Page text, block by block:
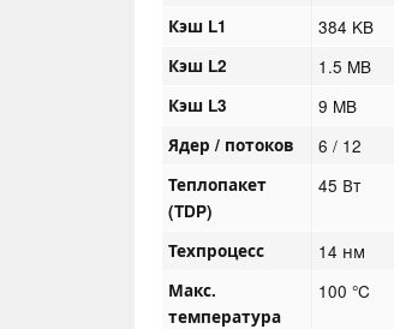
Кэш L1 384 KB
Кэш L2 1.5 MB
Кэш L3 9 MB
Ядер / потоков 6 / 12
Теплопакет
(TDP)
45 Вт
Техпроцесс 14 нм
Макс.
температура
100 °C